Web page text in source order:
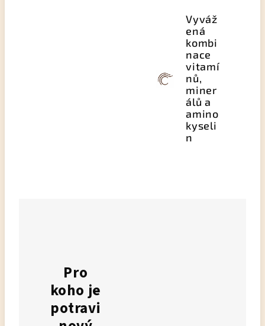
Vyváž
ená
kombi
nace
vitamí
nů,
miner
álů a
amino
kyseli
n
Pro
koho je
potravi